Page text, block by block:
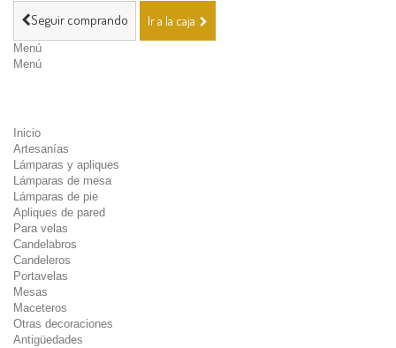
Seguir comprando Ir a la caja
Menú
Menú
Inicio
Artesanías
Lámparas y apliques
Lámparas de mesa
Lámparas de pie
Apliques de pared
Para velas
Candelabros
Candeleros
Portavelas
Mesas
Maceteros
Otras decoraciones
Antigüedades